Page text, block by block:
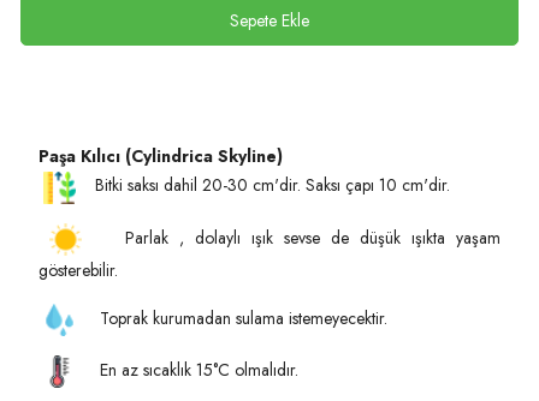
Sepete Ekle
Paşa Kılıcı (Cylindrica Skyline)
Bitki saksı dahil 20-30 cm'dir. Saksı çapı 10 cm'dir.
Parlak , dolaylı ışık sevse de düşük ışıkta yaşam
gösterebilir.
Toprak kurumadan sulama istemeyecektir.
En az sıcaklık 15°C olmalıdır.